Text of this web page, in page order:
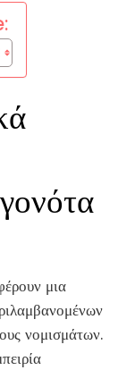
μια
νομισμάτων.